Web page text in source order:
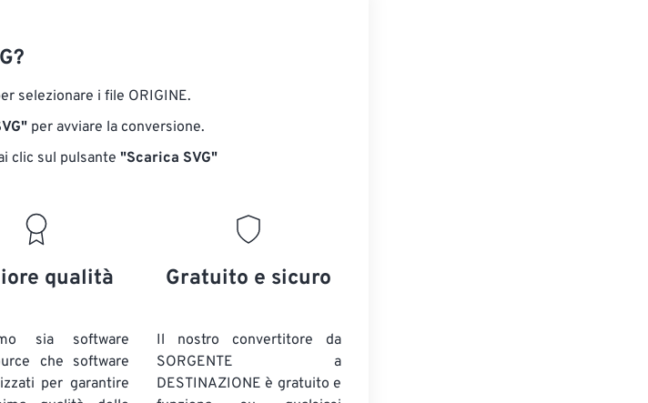
selezionare i file ORIGINE.
per avviare la conversione.
clic sul pulsante "Scarica SVG"
qualità
sia software
che software
per garantire
Gratuito e sicuro
Il nostro convertitore da
SORGENTE a
DESTINAZIONE è gratuito e